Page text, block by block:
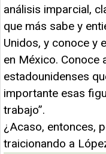
análisis imparcial,
que más sabe y
Unidos, y conoce y
en México. Conoce
estadounidenses
importante esas
trabajo”.
¿Acaso, entonces,
traicionando a